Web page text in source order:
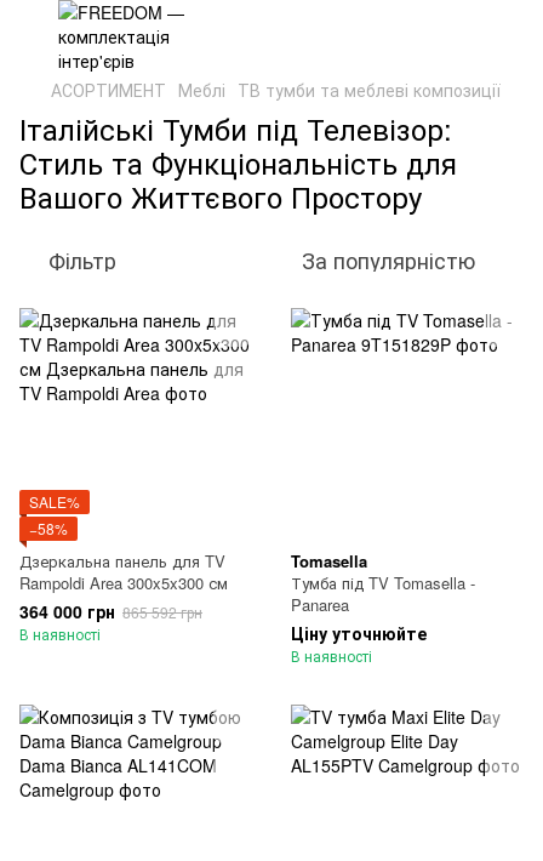
АСОРТИМЕНТ Меблі ТВ тумби та меблеві композиції
Італійські Тумби під Телевізор:
Стиль та Функціональність для
Вашого Життєвого Простору
Фільтр За популярністю
SALE%
−58%
Дзеркальна панель для TV
Rampoldi Area 300x5x300 см
364 000 грн 865 592 грн
В наявності
Tomasella
Тумба під TV Tomasella -
Panarea
Ціну уточнюйте
В наявності